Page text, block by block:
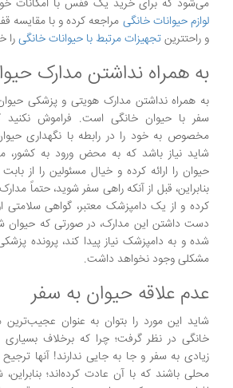
می‌شود که برای خرید یک قفس با امکانات
لوازم حیوانات خانگی مراجعه کرده و با مقایسه
و راحتترینتجهیزات مرتبط با حیوانات خانگیرا
به همراه نداشتن مدارک
به همراه نداشتن مدارک هویتی و پزشکی
سفر با حیوان خانگی است. فراموش نکنید
مخصوص به خود را در رابطه با نگهداری حیوان
شاید نیاز باشد که به محض ورود به کشور،
حیوان را ارائه کرده و خیال مسئولین را از
بنابراین، قبل از آنکه راهی سفر شوید، حتماً
کرده و از یک دامپزشک معتبر، گواهی سلامتی
دست داشتن این مدارک، در صورتی که
شده و به دامپزشک نیاز پیدا کند، پرونده
مشکلی وجود نخواهد داشت.
عدم علاقه حیوان به سفر
شاید این مورد را بتوان به عنوان
خانگی در نظر گرفت؛ چرا که برخلاف بسیاری
زیادی به سفر و جا به جایی ندارند! آنها
محلی باشند که با آن عادت کرده‌اند؛